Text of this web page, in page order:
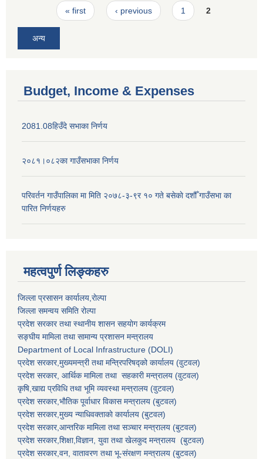
Pages« first ‹ previous 1 2
अन्य
Budget, Income & Expenses
2081.08हिउँदे सभाका निर्णय
२०८१।०८२का गाउँसभाका निर्णय
परिवर्तन गाउँपालिका मा मिति २०७८-३-९र १० गते बसेकाे दशौँ गाउँसभा का
पारित निर्णयहरु
महत्वपुर्ण लिङ्कहरु
जिल्ला प्रसासन कार्यालय,राेल्पा
जिल्ला समन्वय समिति रोल्पा
प्रदेश सरकार तथा स्थानीय शासन सहयाेग कार्यक्रम
सङ्‍घीय मामिला तथा सामान्य प्रशासन मन्त्रालय
Department of Local Infrastructure (DOLI)
प्रदेश सरकार,मुख्यमन्त्री तथा मन्त्रिपरिषद्को कार्यालय (वुटवल)
प्रदेश सरकार, आर्थिक मामिला तथा सहकारी मन्त्रालय (वुटवल)
कृषि,खाद्य प्रविधि तथा भूमि व्यवस्था मन्त्रालय (वुटवल)
प्रदेश सरकार,भाैतिक पूर्वाधार विकास मन्त्रालय (बुटवल)
प्रदेश सरकार,मुख्य न्याधिवक्ताकाे कार्यालय (बुटवल)
प्रदेश सरकार,आन्तरिक मामिला तथा सञ्चार मन्त्रालय (बुटवल)
प्रदेश सरकार,शिक्षा,विज्ञान, युवा तथा खेलकुद मन्त्रालय (बुटवल)
प्रदेश सरकार,वन, वातावरण तथा भू-संरक्षण मन्त्रालय (बुटवल)